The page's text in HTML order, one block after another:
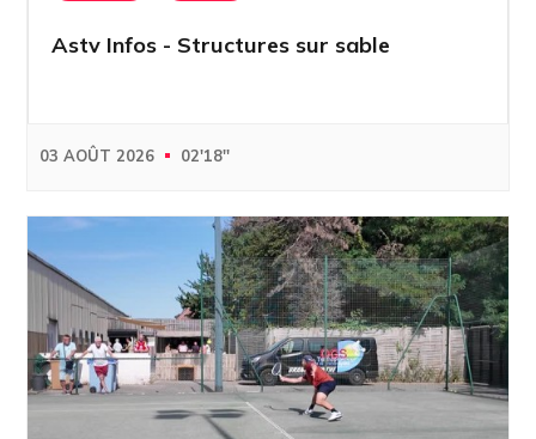
Astv Infos - Structures sur sable
03 AOÛT 2026 02'18''